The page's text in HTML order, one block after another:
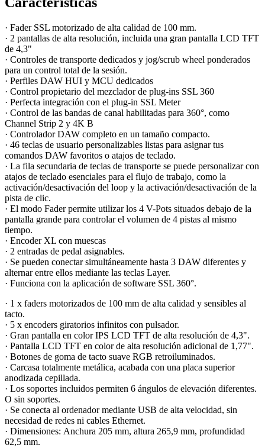
· Fader SSL motorizado de alta calidad de 100 mm.
· 2 pantallas de alta resolución, incluida una gran pantalla LCD TFT
de 4,3"
· Controles de transporte dedicados y jog/scrub wheel ponderados
para un control total de la sesión.
· Perfiles DAW HUI y MCU dedicados
· Control propietario del mezclador de plug-ins SSL 360
· Perfecta integración con el plug-in SSL Meter
· Control de las bandas de canal habilitadas para 360°, como
Channel Strip 2 y 4K B
· Controlador DAW completo en un tamaño compacto.
· 46 teclas de usuario personalizables listas para asignar tus
comandos DAW favoritos o atajos de teclado.
· La fila secundaria de teclas de transporte se puede personalizar con
atajos de teclado esenciales para el flujo de trabajo, como la
activación/desactivación del loop y la activación/desactivación de la
pista de clic.
· El modo Fader permite utilizar los 4 V-Pots situados debajo de la
pantalla grande para controlar el volumen de 4 pistas al mismo
tiempo.
· Encoder XL con muescas
· 2 entradas de pedal asignables.
· Se pueden conectar simultáneamente hasta 3 DAW diferentes y
alternar entre ellos mediante las teclas Layer.
· Funciona con la aplicación de software SSL 360°.
· 1 x faders motorizados de 100 mm de alta calidad y sensibles al
tacto.
· 5 x encoders giratorios infinitos con pulsador.
· Gran pantalla en color IPS LCD TFT de alta resolución de 4,3".
· Pantalla LCD TFT en color de alta resolución adicional de 1,77".
· Botones de goma de tacto suave RGB retroiluminados.
· Carcasa totalmente metálica, acabada con una placa superior
anodizada cepillada.
· Los soportes incluidos permiten 6 ángulos de elevación diferentes.
O sin soportes.
· Se conecta al ordenador mediante USB de alta velocidad, sin
necesidad de redes ni cables Ethernet.
· Dimensiones: Anchura 205 mm, altura 265,9 mm, profundidad
62,5 mm.